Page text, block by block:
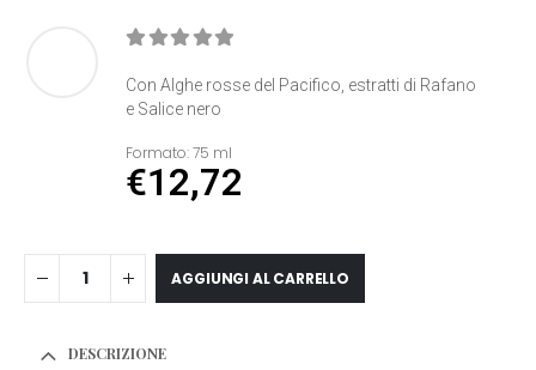
Con Alghe rosse del Pacifico, estratti di Rafano
e Salice nero
Formato:75 ml
€12,72
AGGIUNGI AL CARRELLO
DESCRIZIONE